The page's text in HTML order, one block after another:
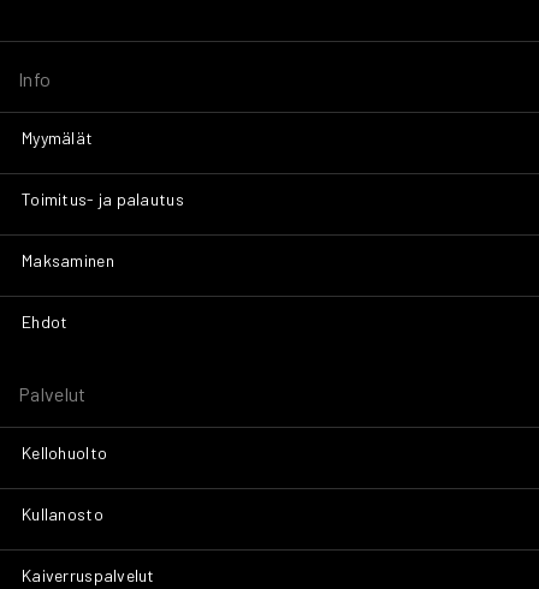
Info
Myymälät
Toimitus- ja palautus
Maksaminen
Ehdot
Palvelut
Kellohuolto
Kullanosto
Kaiverruspalvelut